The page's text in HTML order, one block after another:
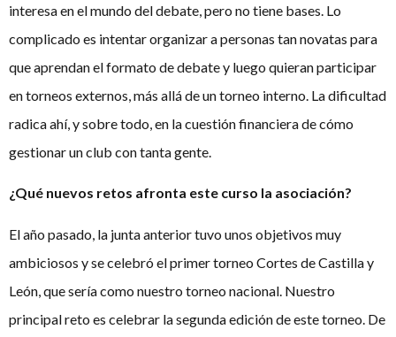
interesa en el mundo del debate, pero no tiene bases. Lo
complicado es intentar organizar a personas tan novatas para
que aprendan el formato de debate y luego quieran participar
en torneos externos, más allá de un torneo interno. La dificultad
radica ahí, y sobre todo, en la cuestión financiera de cómo
gestionar un club con tanta gente.
¿Qué nuevos retos afronta este curso la asociación?
El año pasado, la junta anterior tuvo unos objetivos muy
ambiciosos y se celebró el primer torneo Cortes de Castilla y
León, que sería como nuestro torneo nacional. Nuestro
principal reto es celebrar la segunda edición de este torneo. De